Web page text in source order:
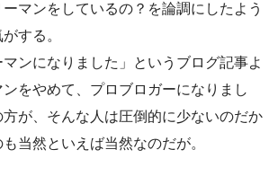
マンをしているの？を論調にしたよう
する。
ンになりました」というブログ記事よ
をやめて、プロブロガーになりまし
が、そんな人は圧倒的に少ないのだか
当然といえば当然なのだが。